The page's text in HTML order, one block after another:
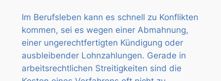
Im Berufsleben kann es schnell zu Konflikten
kommen, sei es wegen einer Abmahnung,
einer ungerechtfertigten Kündigung oder
ausbleibender Lohnzahlungen. Gerade in
arbeitsrechtlichen Streitigkeiten sind die